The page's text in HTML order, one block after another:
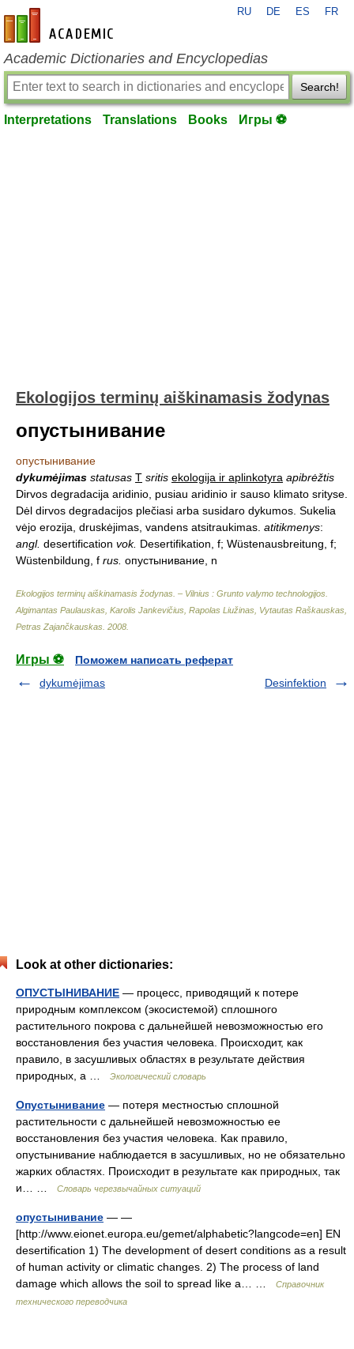
en-academic.com
RU DE ES FR
Academic Dictionaries and Encyclopedias
Search!
Interpretations Translations Books Игры ⚽
Ekologijos terminų aiškinamasis žodynas
опустынивание
опустынивание
dykumėjimas statusas T sritis ekologija ir aplinkotyra apibrėžtis
Dirvos degradacija aridinio, pusiau aridinio ir sauso klimato srityse.
Dėl dirvos degradacijos plečiasi arba susidaro dykumos. Sukelia
vėjo erozija, druskėjimas, vandens atsitraukimas. atitikmenys:
angl. desertification vok. Desertifikation, f; Wüstenausbreitung, f;
Wüstenbildung, f rus. опустынивание, n
Ekologijos terminų aiškinamasis žodynas. – Vilnius : Grunto valymo technologijos
Algimantas Paulauskas, Karolis Jankevičius, Rapolas Liužinas, Vytautas Raškauskas,
Petras Zajančkauskas 2008
Игры ⚽
Поможем написать реферат
dykumėjimas
Desinfektion
Look at other dictionaries:
ОПУСТЫНИВАНИЕ — процесс, приводящий к потере
природным комплексом (экосистемой) сплошного
растительного покрова с дальнейшей невозможностью его
восстановления без участия человека. Происходит, как
правило, в засушливых областях в результате действия
природных, а …
Экологический словарь
Опустынивание — потеря местностью сплошной
растительности с дальнейшей невозможностью ее
восстановления без участия человека. Как правило,
опустынивание наблюдается в засушливых, но не обязательно
жарких областях. Происходит в результате как природных, так
и… …
Словарь черезвычайных ситуаций
опустынивание — —
[http://www.eionet.europa.eu/gemet/alphabetic?langcode=en] EN
desertification 1) The development of desert conditions as a result
of human activity or climatic changes. 2) The process of land
damage which allows the soil to spread like a… …
Справочник
технического переводчика